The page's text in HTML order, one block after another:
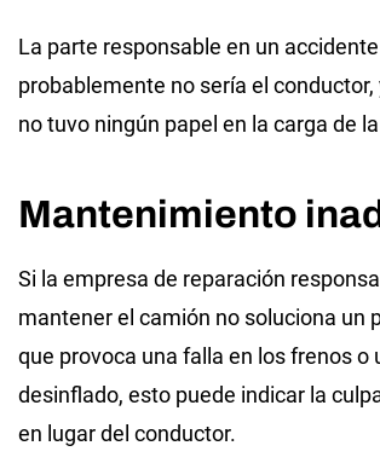
La parte responsable en un
probablemente no sería el conductor,
no tuvo ningún papel en la carga de
Mantenimiento
Si la empresa de reparación
mantener el camión no soluciona un
que provoca una falla en los frenos o
desinflado, esto puede indicar la
en lugar del conductor.